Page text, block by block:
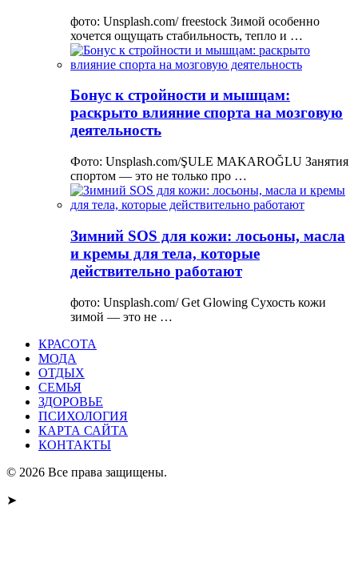
фото: Unsplash.com/ freestock Зимой особенно
хочется ощущать стабильность, тепло и …
Бонус к стройности и мышцам:
раскрыто влияние спорта на мозговую
деятельность
Фото: Unsplash.com/ŞULE MAKAROĞLU Занятия
спортом — это не только про …
Зимний SOS для кожи: лосьоны, масла
и кремы для тела, которые
действительно работают
фото: Unsplash.com/ Get Glowing Сухость кожи
зимой — это не …
КРАСОТА
МОДА
ОТДЫХ
СЕМЬЯ
ЗДОРОВЬЕ
ПСИХОЛОГИЯ
КАРТА САЙТА
КОНТАКТЫ
© 2026 Все права защищены.
➤